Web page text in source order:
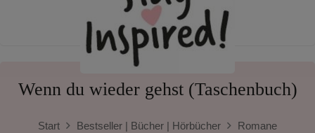
Wenn du wieder gehst (Taschenbuch)
Start Bestseller | Bücher | Hörbücher Romane